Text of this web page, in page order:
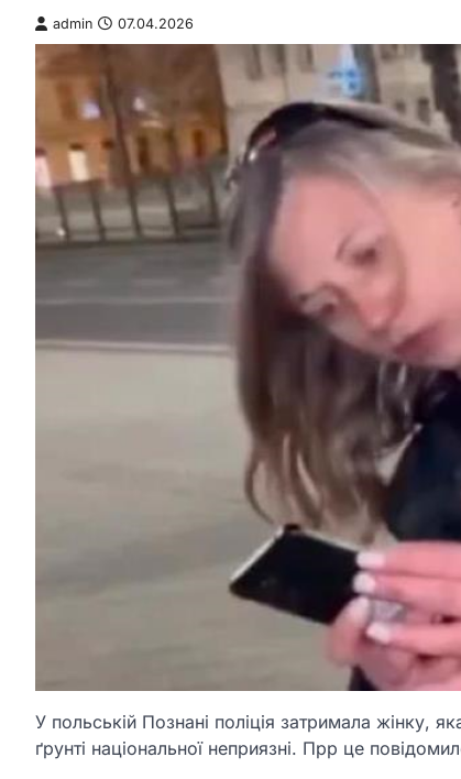
admin 07.04.2026
У польській Познані поліція затримала жінку,
ґрунті національної неприязні. Прр це